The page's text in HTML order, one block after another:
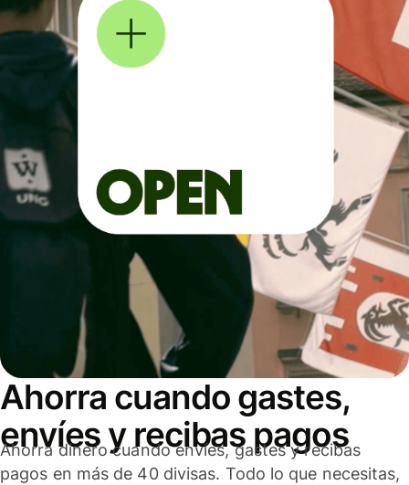
Ahorra cuando gastes,
envíes y recibas pagos
Ahorra dinero cuando envíes, gastes y recibas
pagos en más de 40 divisas. Todo lo que necesitas,